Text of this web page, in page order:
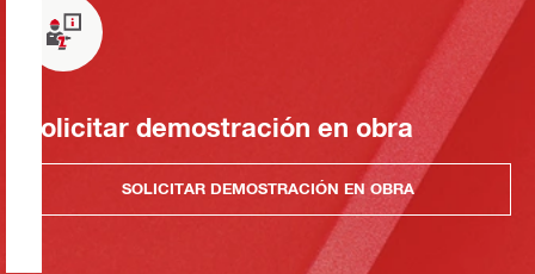
Solicitar demostración en obra
SOLICITAR DEMOSTRACIÓN EN OBRA